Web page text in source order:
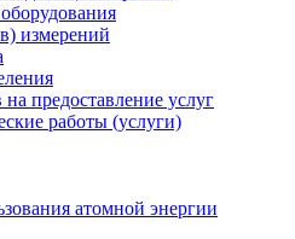
измерений
предоставление услуг
работы (услуги)
атомной энергии